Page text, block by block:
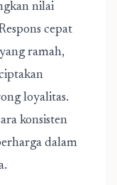
nilai
cepat
ramah,
loyalitas.
konsisten
dalam